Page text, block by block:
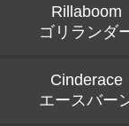
Rillaboom
ゴリランダ
Cinderace
エースバー